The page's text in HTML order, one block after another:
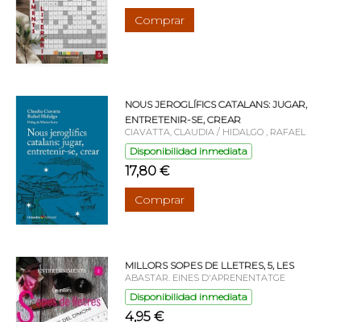
Comprar
NOUS JEROGLÍFICS CATALANS: JUGAR,
ENTRETENIR-SE, CREAR
CIAVATTA, CLAUDIA / HIDALGO , RAFAEL
Disponibilidad inmediata
17,80 €
Comprar
MILLORS SOPES DE LLETRES, 5, LES
ABASTAR. EINES D'APRENENTATGE
Disponibilidad inmediata
4,95 €